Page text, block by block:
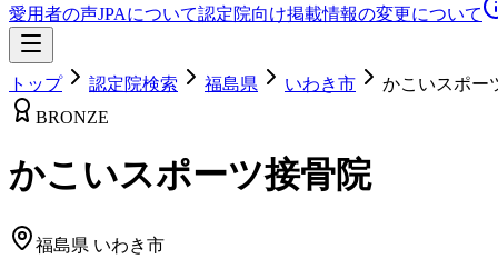
愛用者の声JPAについて認定院向け掲載情報の変更について
トップ 認定院検索 福島県 いわき市
かこいスポー
BRONZE
かこいスポーツ接骨院
福島県 いわき市